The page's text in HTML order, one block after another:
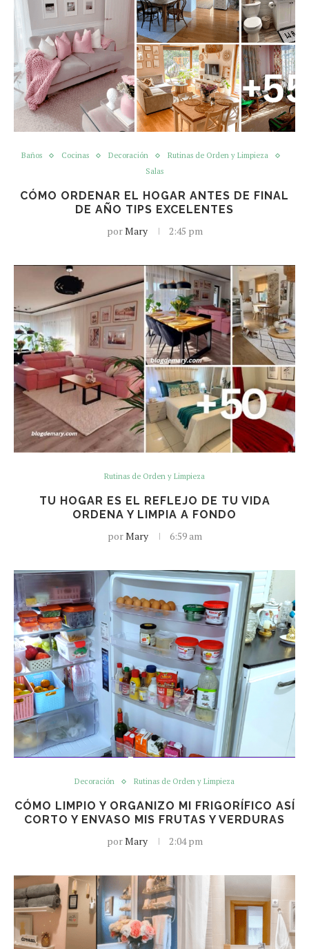
Baños Cocinas Decoración
Rutinas de Orden y Limpieza
Salas
CÓMO ORDENAR EL HOGAR ANTES DE FINAL
DE AÑO TIPS EXCELENTES
porMary 2:45 pm
Rutinas de Orden y Limpieza
TU HOGAR ES EL REFLEJO DE TU VIDA
ORDENA Y LIMPIA A FONDO
porMary 6:59 am
Decoración Rutinas de Orden y Limpieza
CÓMO LIMPIO Y ORGANIZO MI FRIGORÍFICO ASÍ
CORTO Y ENVASO MIS FRUTAS Y VERDURAS
porMary 2:04 pm